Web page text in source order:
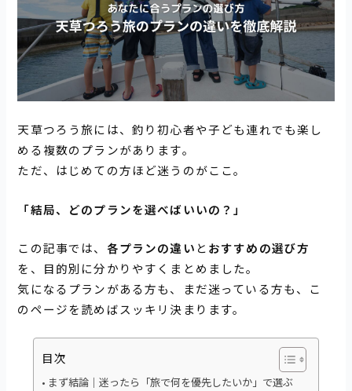
天草つろう旅には、釣り初心者や子ども連れでも楽し
める複数のプランがあります。
ただ、はじめての方ほど迷うのがここ。
「結局、どのプランを選べばいいの？」
この記事では、 各プランの違い とおすすめの選び方
を、目的別に分かりやすくまとめました。
気になるプランがある方も、まだ迷っている方も、こ
のページを読めばスッキリ決まります。
目次
まず結論｜迷ったら「旅で何を優先したいか」で選ぶ